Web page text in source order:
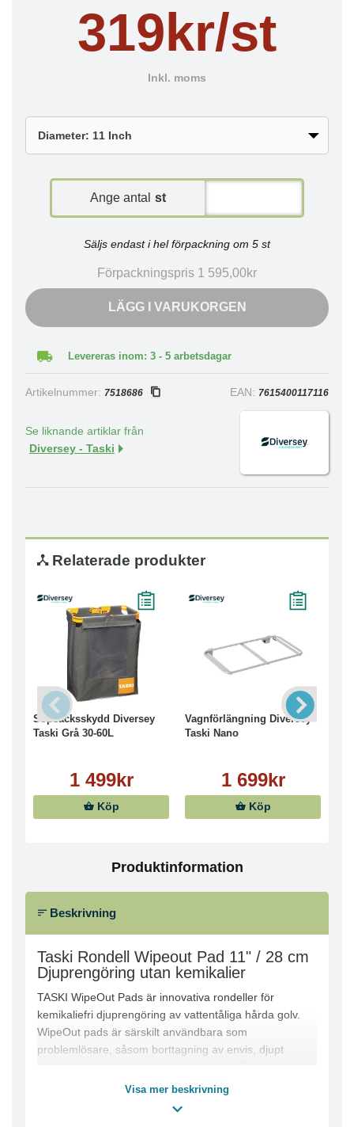
319kr/st
Inkl. moms
Ange antal st
Säljs endast i hel förpackning om 5 st
Förpackningspris 1 595,00kr
LÄGG I VARUKORGEN
Levereras inom: 3 - 5 arbetsdagar
Artikelnummer: 7518686 EAN: 7615400117116
Se liknande artiklar från
Diversey - Taski
Relaterade produkter
Sopsäcksskydd Diversey
Taski Grå 30-60L
1 499kr
Köp
Vagnförlängning Diversey
Taski Nano
1 699kr
Köp
Produktinformation
Beskrivning
Taski Rondell Wipeout Pad 11" / 28 cm
Djuprengöring utan kemikalier
TASKI WipeOut Pads är innovativa rondeller för
kemikaliefri djuprengöring av vattentåliga hårda golv.
WipeOut pads är särskilt användbara som
problemlösare, såsom borttagning av envis, djupt
konventionellt sätt. WipeOut Pad består av 100%
Visa mer beskrivning